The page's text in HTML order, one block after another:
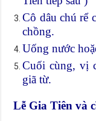
Cô dâu chú rể
chồng.
Uống nước
Cuối cùng, vị
giã từ.
Lễ Gia Tiên và